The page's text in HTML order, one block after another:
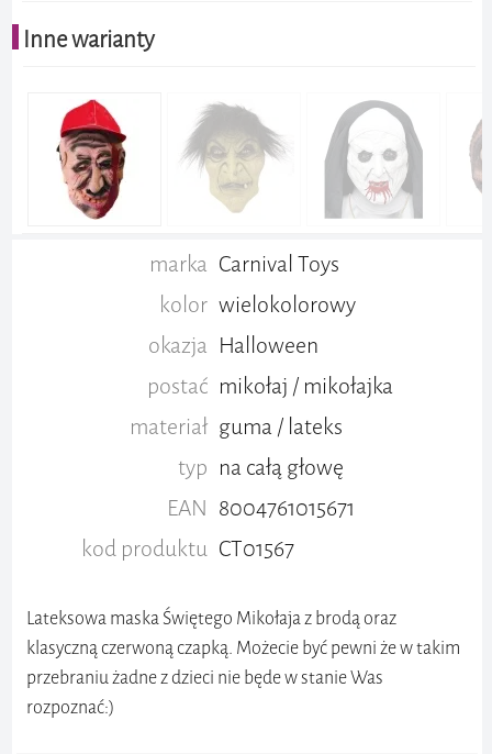
Inne warianty
marka Carnival Toys
kolor wielokolorowy
okazja Halloween
postać mikołaj / mikołajka
materiał guma / lateks
typ na całą głowę
EAN 8004761015671
kod produktu CT01567
Lateksowa maska ​​Świętego Mikołaja z brodą oraz
klasyczną czerwoną czapką. Możecie być pewni że w takim
przebraniu żadne z dzieci nie będe w stanie Was
rozpoznać:)